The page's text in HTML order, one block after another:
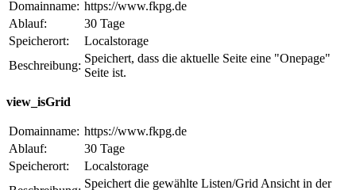
Domainname: https://www.fkpg.de
Ablauf:
30 Tage
Speicherort:
Localstorage
Beschreibung:
Speichert, dass die aktuelle Seite eine "Onepage"
Seite ist.
view_isGrid
Domainname: https://www.fkpg.de
Ablauf:
30 Tage
Speicherort:
Localstorage
Speichert die gewählte Listen/Grid Ansicht in der